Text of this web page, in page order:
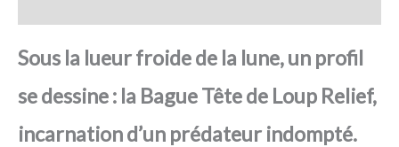
Sous la lueur froide de la lune, un profil
se dessine : la Bague Tête de Loup Relief,
incarnation d’un prédateur indompté.